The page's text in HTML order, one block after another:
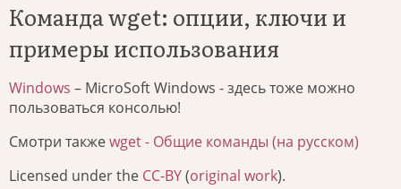
Команда wget: опции, ключи и
примеры использования
Windows – MicroSoft Windows - здесь тоже можно
пользоваться консолью!
Смотри такжеwget - Общие команды (на русском)
Licensed under the CC-BY(original work).